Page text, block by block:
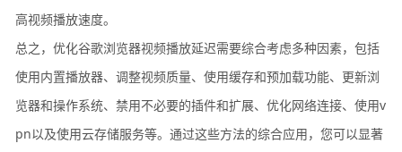
高视频播放速度。
总之，优化谷歌浏览器视频播放延迟需要综合考虑多种因素，包括
使用内置播放器、调整视频质量、使用缓存和预加载功能、更新浏
览器和操作系统、禁用不必要的插件和扩展、优化网络连接、使用v
pn以及使用云存储服务等。通过这些方法的综合应用，您可以显著